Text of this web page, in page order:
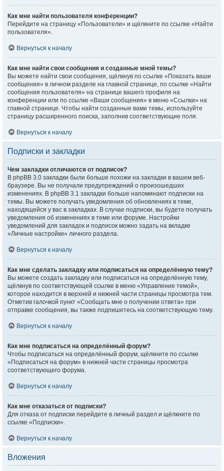
Как мне найти пользователя конференции?
Перейдите на страницу «Пользователи» и щёлкните по ссылке «Найти
пользователя».
Вернуться к началу
Как мне найти свои сообщения и созданные мной темы?
Вы можете найти свои сообщения, щёлкнув по ссылке «Показать ваши
сообщения» в личном разделе на главной странице, по ссылке «Найти
сообщения пользователя» на странице вашего профиля на
конференции или по ссылке «Ваши сообщения» в меню «Ссылки» на
главной странице. Чтобы найти созданные вами темы, используйте
страницу расширенного поиска, заполнив соответствующие поля.
Вернуться к началу
Подписки и закладки
Чем закладки отличаются от подписок?
В phpBB 3.0 закладки были больше похожи на закладки в вашем веб-
браузере. Вы не получали предупреждений о произошедших
изменениях. В phpBB 3.1 закладки больше напоминают подписки на
темы. Вы можете получать уведомления об обновлениях в теме,
находящейся у вас в закладках. В случае подписки, вы будете получать
уведомления об изменениях в теме или форуме. Настройки
уведомлений для закладок и подписок можно задать на вкладке
«Личные настройки» личного раздела.
Вернуться к началу
Как мне сделать закладку или подписаться на определённую тему?
Вы можете создать закладку или подписаться на определённую тему,
щёлкнув по соответствующей ссылке в меню «Управление темой»,
которое находится в верхней и нижней части страницы просмотра тем.
Отметив галочкой пункт «Сообщать мне о получении ответа» при
отправке сообщения, вы также подпишетесь на соответствующую тему.
Вернуться к началу
Как мне подписаться на определённый форум?
Чтобы подписаться на определённый форум, щёлкните по ссылке
«Подписаться на форум» в нижней части страницы просмотра
соответствующего форума.
Вернуться к началу
Как мне отказаться от подписки?
Для отказа от подписки перейдите в личный раздел и щёлкните по
ссылке «Подписки».
Вернуться к началу
Вложения